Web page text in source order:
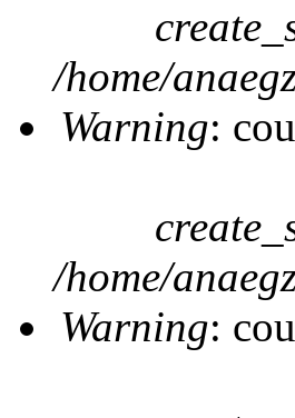
/home/
Warning:
/home/
Warning: